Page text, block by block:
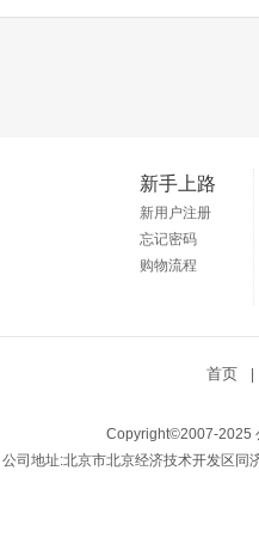
新手上路
新用户注册
忘记密码
购物流程
首页
Copyright©2007-2025
公司地址:北京市北京经济技术开发区